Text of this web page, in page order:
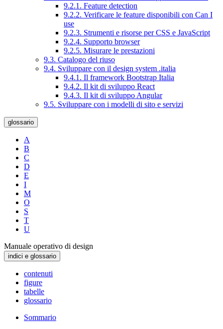
9.2.1. Feature detection
9.2.2. Verificare le feature disponibili con Can I
use
9.2.3. Strumenti e risorse per CSS e JavaScript
9.2.4. Supporto browser
9.2.5. Misurare le prestazioni
9.3. Catalogo del riuso
9.4. Sviluppare con il design system .italia
9.4.1. Il framework Bootstrap Italia
9.4.2. Il kit di sviluppo React
9.4.3. Il kit di sviluppo Angular
9.5. Sviluppare con i modelli di sito e servizi
glossario
A
B
C
D
E
I
M
O
S
T
U
Manuale operativo di design
indici e glossario
contenuti
figure
tabelle
glossario
Sommario